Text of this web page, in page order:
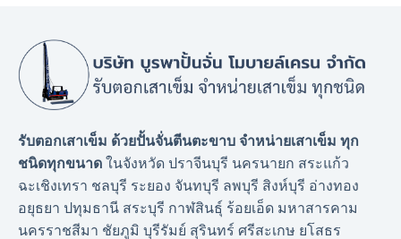
รับตอกเสาเข็ม ด้วยปั้นจั่นตีนตะขาบ จำหน่ายเสาเข็ม ทุก
ชนิดทุกขนาด ในจังหวัด ปราจีนบุรี นครนายก สระแก้ว
ฉะเชิงเทรา ชลบุรี ระยอง จันทบุรี ลพบุรี สิงห์บุรี อ่างทอง
อยุธยา ปทุมธานี สระบุรี กาฬสินธุ์ ร้อยเอ็ด มหาสารคาม
นครราชสีมา ชัยภูมิ บุรีรัมย์ สุรินทร์ ศรีสะเกษ ยโสธร